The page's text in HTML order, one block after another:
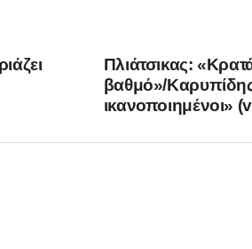
Πλιάτσικας:
βαθμό»/
ικανοποιημένοι»